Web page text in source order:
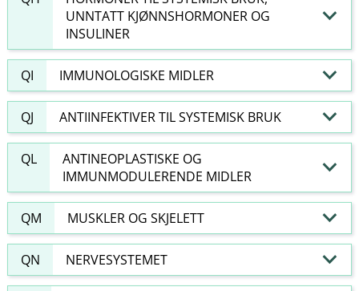
UNNTATT KJØNNSHORMONER OG
INSULINER
QI IMMUNOLOGISKE MIDLER
QJ ANTIINFEKTIVER TIL SYSTEMISK BRUK
QL
ANTINEOPLASTISKE OG
IMMUNMODULERENDE MIDLER
QM MUSKLER OG SKJELETT
QN NERVESYSTEMET